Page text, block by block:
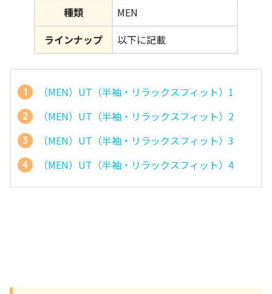
種類
MEN
ラインナップ
以下に記載
（MEN）UT（半袖・リラックスフィット）1
（MEN）UT（半袖・リラックスフィット）2
（MEN）UT（半袖・リラックスフィット）3
（MEN）UT（半袖・リラックスフィット）4